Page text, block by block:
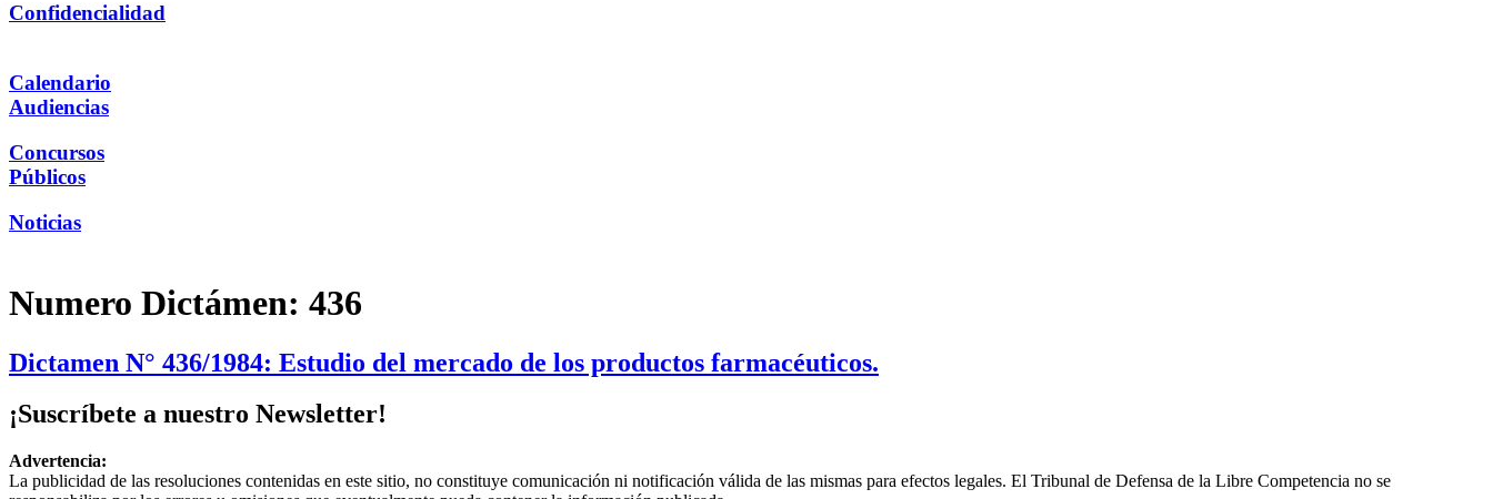
Confidencialidad
Calendario
Audiencias
Concursos
Públicos
Noticias
Numero Dictámen: 436
Dictamen N° 436/1984: Estudio del mercado de los productos farmacéuticos.
¡Suscríbete a nuestro Newsletter!
Advertencia:
La publicidad de las resoluciones contenidas en este sitio, no constituye comunicación ni notificación válida de las mismas para efectos legales. El Tribunal de Defensa de la Libre Competencia no se